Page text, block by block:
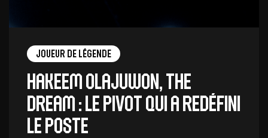
Joueur de légende
Hakeem Olajuwon, The
Dream : le pivot qui a redéfini
le poste